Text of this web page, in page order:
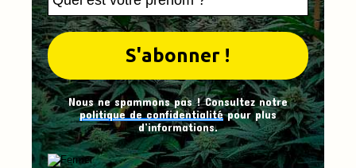
Nous ne spammons pas ! Consultez notre
politique de confidentialitépour plus
d’informations.